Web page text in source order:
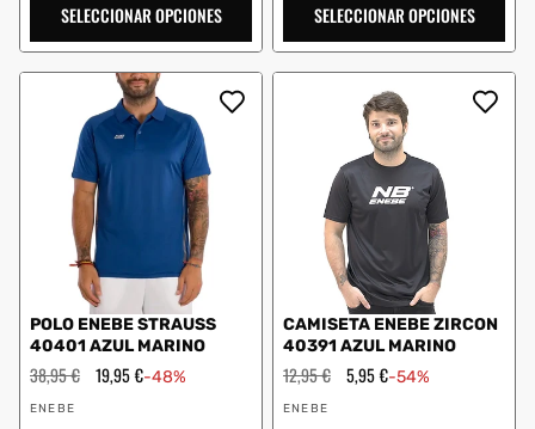
SELECCIONAR OPCIONES SELECCIONAR OPCIONES
POLO ENEBE STRAUSS
40401 AZUL MARINO
Precio
habitual
38,95 € Precio
de
19,95 €-48%
Proveedor:
ENEBE
CAMISETA ENEBE ZIRCON
40391 AZUL MARINO
Precio
habitual
12,95 € Precio
de
5,95 €-54%
Proveedor:
ENEBE